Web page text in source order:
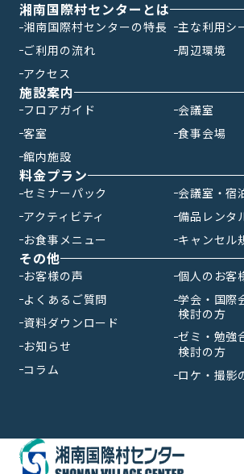
湘南国際村センターとは
湘南国際村センターの特長
主な利用シ
ご利用の流れ
周辺環境
アクセス
施設案内
フロアガイド
会議室
客室
食事会場
館内施設
料金プラン
セミナーパック
会議室・宿
アクティビティ
備品レンタ
お食事メニュー
キャンセル
その他
お客様の声
よくあるご質問
資料ダウンロード
お知らせ
コラム
個人のお客
学会・国際
検討の方
ゼミ・勉強
検討の方
ロケ・撮影